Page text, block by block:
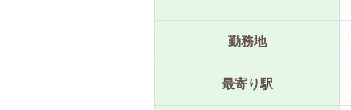
勤務地
最寄り駅